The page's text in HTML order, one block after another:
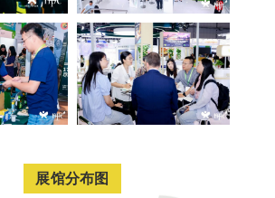
展馆分布图